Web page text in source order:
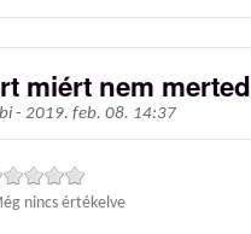
miért nem merted
- 2019. feb. 08. 14:37
nincs értékelve